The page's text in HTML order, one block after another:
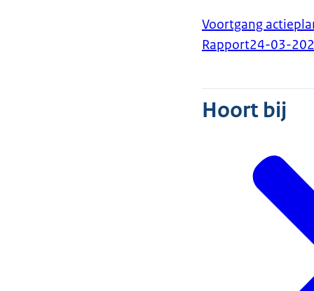
Voortgang
Rapport24-03-
Hoort bij